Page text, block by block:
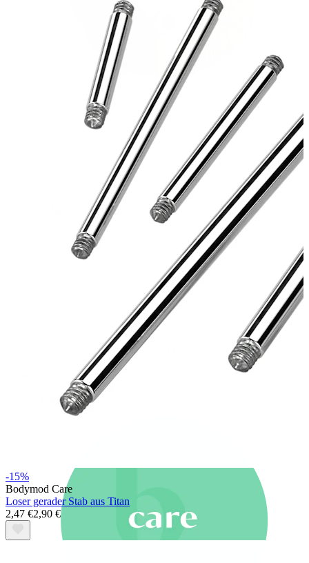
Stretching
14kt. Goldschmuck
Kaufe 4, zahle für 3Bodymod Moments kaufen
Brands
-15%
Bodymod Care
Loser gerader Stab aus Titan
2,47 €2,90 €